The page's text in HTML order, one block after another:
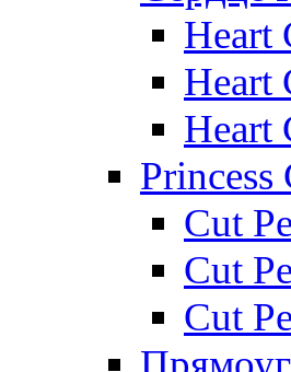
Heart
Heart
Heart
Cut
Cut
Cut